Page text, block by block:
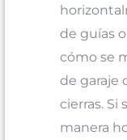
de guías
cómo se
de garaje
cierras. Si
manera